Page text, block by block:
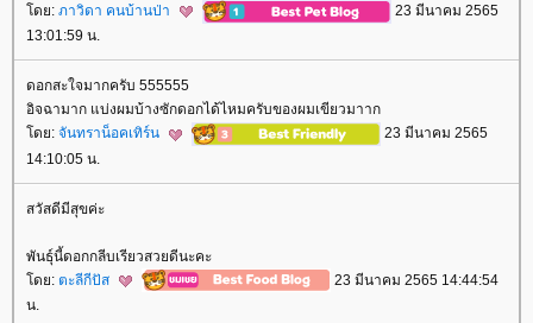
ดย: ภาวิดา คนบ้านป่า
23 มีนาคม 2565
13:01:59 น.
ดอกสะใจมากครับ 555555
อิจฉามาก แบ่งผมบ้างซักดอกได้ไหมครับของผมเขียวมาาก
ดย: จันทราน็อคเทิร์น
23 มีนาคม 2565
14:10:05 น.
สวัสดีมีสุขค่ะ
พันธุ์นี้ดอกกลีบเรียวสวยดีนะคะ
ดย: ตะลีกีปัส
23 มีนาคม 2565 14:44:54
น.